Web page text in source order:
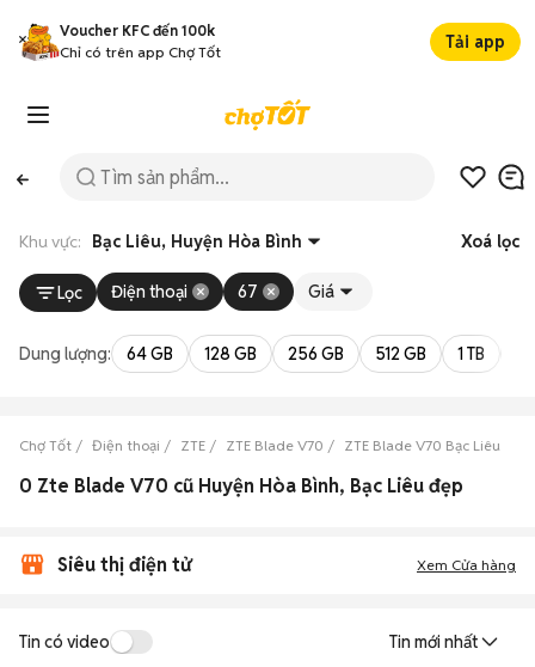
Voucher KFC đến 100k
Chỉ có trên app Chợ Tốt
Tải app
Khu vực: Bạc Liêu, Huyện Hòa Bình Xoá lọc
Lọc Điện thoại 67 Giá
Dung lượng: 64 GB 128 GB 256 GB 512 GB 1 TB
Chợ Tốt Điện thoại ZTE ZTE Blade V70 ZTE Blade V70 Bạc Liêu
0 Zte Blade V70 cũ Huyện Hòa Bình, Bạc Liêu đẹp
Siêu thị điện tử Xem Cửa hàng
Tin có video Tin mới nhất